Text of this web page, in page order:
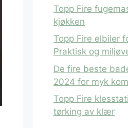
Topp Fire
kjøkken
Topp Fire elbiler
Praktisk og
De fire beste
2024 for myk
Topp Fire
tørking av klær